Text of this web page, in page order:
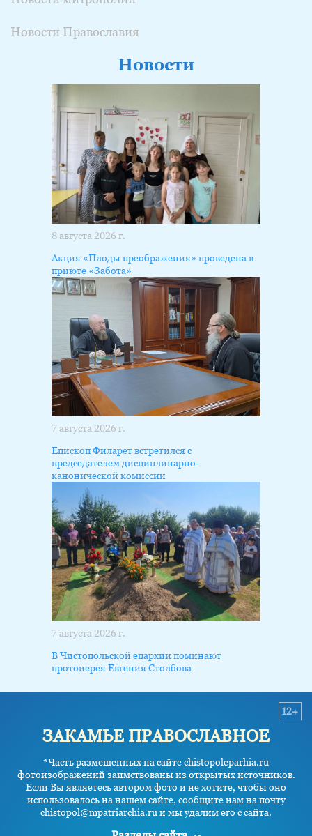
Новости Православия
Новости
8 августа 2026 г.
Акция «Плоды преображения» проведена в
приюте «Забота»
7 августа 2026 г.
Епископ Филарет встретился с
председателем дисциплинарно-
канонической комиссии
7 августа 2026 г.
В Чистопольской епархии поминают
протоиерея Евгения Столбова
ЗАКАМЬЕ ПРАВОСЛАВНОЕ
*Часть размещенных на сайте chistopoleparhia.ru
фотоизображений заимствованы из открытых источников.
Если Вы являетесь автором фото и не хотите, чтобы оно
использовалось на нашем сайте, сообщите нам на почту
chistopol@mpatriarchia.ru и мы удалим его с сайта.
12+